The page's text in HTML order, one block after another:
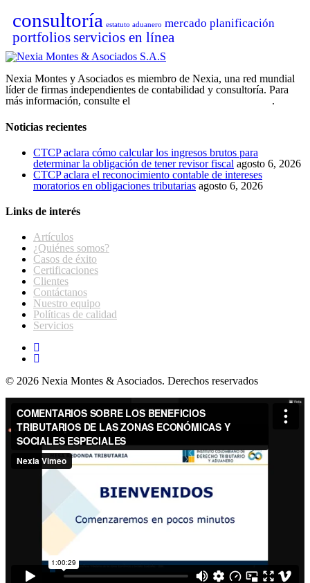
consultoría estatuto aduanero mercado planificación
portfoliosservicios en línea
Nexia Montes y Asociados es miembro de Nexia, una red mundial
líder de firmas independientes de contabilidad y consultoría. Para
más información, consulte el
.
Noticias recientes
CTCP aclara cómo calcular los ingresos brutos para
determinar la obligación de tener revisor fiscal agosto 6, 2026
CTCP aclara el reconocimiento contable de intereses
moratorios en obligaciones tributarias agosto 6, 2026
Links de interés
Artículos
¿Quiénes somos?
Casos de éxito
Certificaciones
Clientes
Contáctanos
Nuestro equipo
Políticas de calidad
Servicios
© 2026 Nexia Montes & Asociados. Derechos reservados